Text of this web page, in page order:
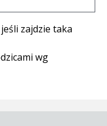
zajdzie taka
wg